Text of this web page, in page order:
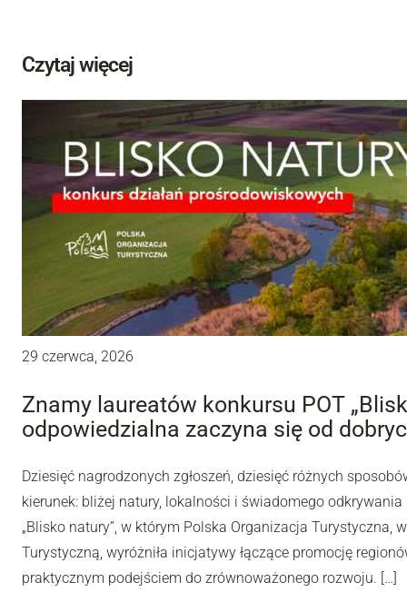
Czytaj więcej
29 czerwca, 2026
Znamy laureatów konkursu POT
odpowiedzialna zaczyna się od
Dziesięć nagrodzonych zgłoszeń, dziesięć różnych
kierunek: bliżej natury, lokalności i świadomego
„Blisko natury”, w którym Polska Organizacja Turystyczna,
Turystyczną, wyróżniła inicjatywy łączące promocję
praktycznym podejściem do zrównoważonego rozwoju. […]